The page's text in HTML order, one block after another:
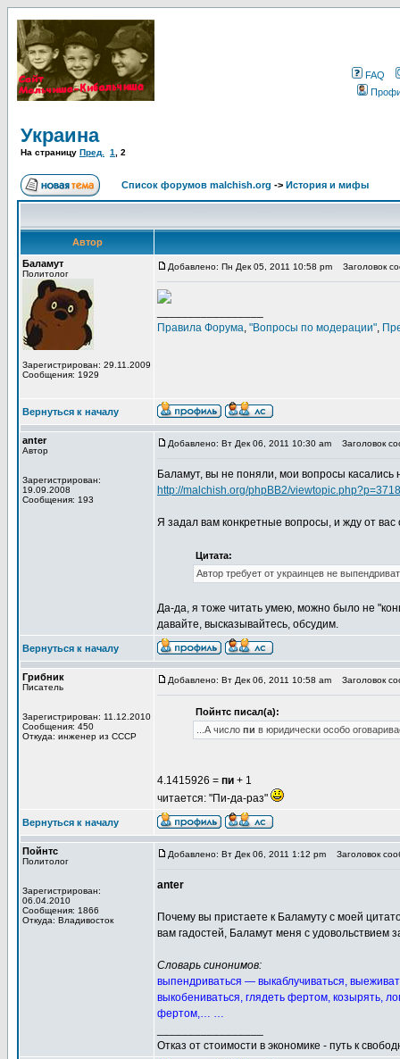
FAQ
Украина
На страницу Пред. 1 2
Список форумов malchish.org -> История и мифы
Автор
Баламут
Политолог
Зарегистрирован: 29.11.2009
Сообщения: 1929
Добавлено: Пн Дек 05, 2011 10:58 pm Заголовок
Правила Форума, "Вопросы по модерации",
Вернуться к началу
anter
Автор
Зарегистрирован:
19.09.2008
Сообщения: 193
Добавлено: Вт Дек 06, 2011 10:30 am Заголовок
Баламут, вы не поняли, мои вопросы
http://malchish.org/phpBB2/
Я задал вам конкретные вопросы, и жду от
Цитата:
Автор требует от украинцев не
Да-да, я тоже читать умею, можно было не
давайте, высказывайтесь, обсудим.
Вернуться к началу
Грибник
Писатель
Зарегистрирован: 11.12.2010
Сообщения: 450
Откуда: инженер из СССР
Добавлено: Вт Дек 06, 2011 10:58 am Заголовок
Пойнтс писал(а):
...А число пи в юридически особо
4.1415926 = пи + 1
читается: "Пи-да-раз"
Вернуться к началу
Пойнтс
Политолог
Зарегистрирован:
06.04.2010
Сообщения: 1866
Откуда: Владивосток
Добавлено: Вт Дек 06, 2011 1:12 pm Заголовок
anter
Почему вы пристаете к Баламуту с моей
вам гадостей, Баламут меня с удовольствием
Словарь синонимов:
выпендриваться — выкаблучиваться,
выкобениваться, глядеть фертом, козырять,
фертом,… …
Отказ от стоимости в экономике - путь к